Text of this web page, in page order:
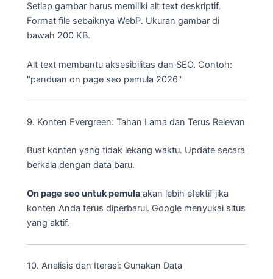
Setiap gambar harus memiliki alt text deskriptif.
Format file sebaiknya WebP. Ukuran gambar di
bawah 200 KB.
Alt text membantu aksesibilitas dan SEO. Contoh:
"panduan on page seo pemula 2026"
9. Konten Evergreen: Tahan Lama dan Terus Relevan
Buat konten yang tidak lekang waktu. Update secara
berkala dengan data baru.
On page seo untuk pemula akan lebih efektif jika
konten Anda terus diperbarui. Google menyukai situs
yang aktif.
10. Analisis dan Iterasi: Gunakan Data